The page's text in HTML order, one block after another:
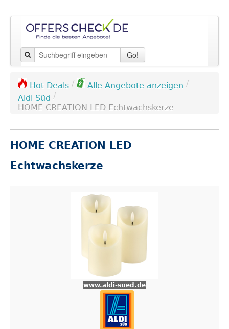
Go!
Hot Deals / Alle Angebote anzeigen /
Aldi Süd /
HOME CREATION LED Echtwachskerze
HOME CREATION LED
Echtwachskerze
www.aldi-sued.de